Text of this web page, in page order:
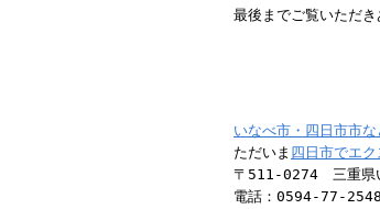
最後までご覧いただき
いなべ市・四日市市
ただいま 四日市でエ
〒511-0274 三重県
電話：0594-77-